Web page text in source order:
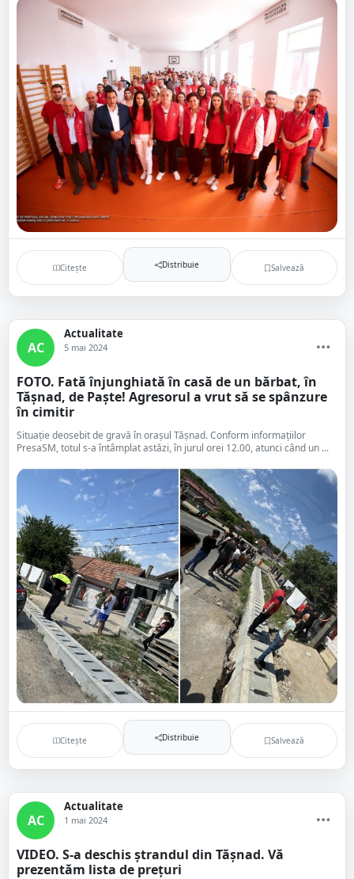
Citește Distribuie Salvează
AC
Actualitate
5 mai 2024
FOTO. Fată înjunghiată în casă de un bărbat, în
Tășnad, de Paște! Agresorul a vrut să se spânzure
în cimitir
Situație deosebit de gravă în orașul Tășnad. Conform informațiilor
PresaSM, totul s-a întâmplat astăzi, în jurul orei 12.00, atunci când un ...
Citește Distribuie Salvează
AC
Actualitate
1 mai 2024
VIDEO. S-a deschis ștrandul din Tășnad. Vă
prezentăm lista de prețuri